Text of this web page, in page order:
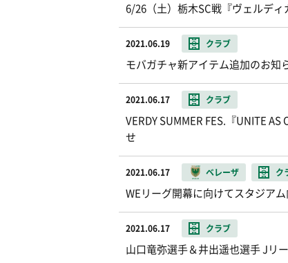
6/26（土）栃木SC戦『ヴェルデ
2021.06.19 クラブ
モバガチャ新アイテム追加のお知
2021.06.17 クラブ
VERDY SUMMER FES.『UNITE
せ
2021.06.17 ベレーザ ク
WEリーグ開幕に向けてスタジア
2021.06.17 クラブ
山口竜弥選手＆井出遥也選手 Jリ